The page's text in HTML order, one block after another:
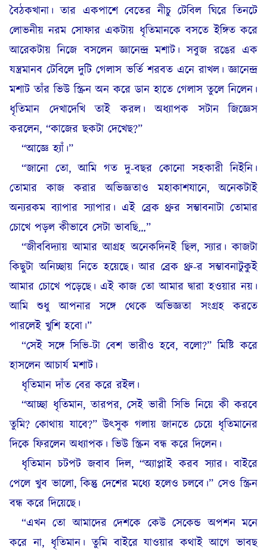
বৈঠকখানা। তার একপাশে বেতের নীচু টেবিল ঘিরে তিনটে
লোভনীয় নরম সোফার একটায় ধৃতিমানকে বসতে ইঙ্গিত করে
আরেকটায় নিজে বসলেন জ্ঞানেন্দ্র মশাট। সবুজ রঙের এক
যন্ত্রমানব টেবিলে দুটি গেলাস ভর্তি শরবত এনে রাখল। জ্ঞানেন্দ্র
মশাট তাঁর ভিউ স্ক্রিন অন করে ডান হাতে গেলাস তুলে নিলেন।
ধৃতিমান দেখাদেখি তাই করল। অধ্যাপক সটান জিজ্ঞেস
করলেন, “কাজের ছকটা দেখেছ?”
“আজ্ঞে হ্যাঁ।”
“জানো তো, আমি গত দু-বছর কোনো সহকারী নিইনি।
তোমার কাজ করার অভিজ্ঞতাও মহাকাশযানে, অনেকটাই
অন্যরকম ব্যাপার স্যাপার। এই ব্রেক থ্রুর সম্ভাবনাটা তোমার
চোখে পড়ল কীভাবে সেটা ভাবছি…”
“জীববিদ্যায় আমার আগ্রহ অনেকদিনই ছিল, স্যার। কাজটা
কিছুটা অনিচ্ছায় নিতে হয়েছে। আর ব্রেক থ্রু-র সম্ভাবনাটুকুই
আমার চোখে পড়েছে। এই কাজ তো আমার দ্বারা হওয়ার নয়।
আমি শুধু আপনার সঙ্গে থেকে অভিজ্ঞতা সংগ্রহ করতে
পারলেই খুশি হবো।”
“সেই সঙ্গে সিভি-টা বেশ ভারীও হবে, বলো?” মিষ্টি করে
হাসলেন আচার্য মশাট।
ধৃতিমান দাঁত বের করে রইল।
“আচ্ছা ধৃতিমান, তারপর, সেই ভারী সিভি নিয়ে কী করবে
তুমি? কোথায় যাবে?” উৎসুক গলায় জানতে চেয়ে ধৃতিমানের
দিকে ফিরলেন অধ্যাপক। ভিউ স্ক্রিন বন্ধ করে দিলেন।
ধৃতিমান চটপট জবাব দিল, “অ্যাপ্লাই করব স্যার। বাইরে
পেলে খুব ভালো, কিন্তু দেশের মধ্যে হলেও চলবে।” সেও স্ক্রিন
বন্ধ করে দিয়েছে।
“এখন তো আমাদের দেশকে কেউ সেকেন্ড অপশন মনে
করে না, ধৃতিমান। তুমি বাইরে যাওয়ার কথাই আগে ভাবছ